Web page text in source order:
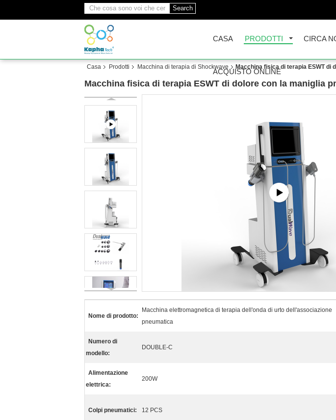
Search
CASA PRODOTTI CIRCA
ACQUISTO ONLINE
Casa Prodotti Macchina di terapia di Shockwave Macchina fisica di terapia ESWT di
Macchina fisica di terapia ESWT di dolore con la maniglia
Nome di prodotto:
Macchina elettromagnetica di terapia dell'onda di urto dell'associazione
pneumatica
Numero di
modello:
DOUBLE-C
Alimentazione
elettrica:
200W
Colpi pneumatici: 12 PCS